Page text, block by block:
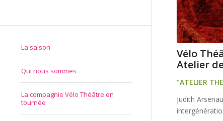
La saison
Qui nous sommes
La compagnie Vélo Théâtre en
tournée
Vélo
Atelier
“ATELIER
Judith